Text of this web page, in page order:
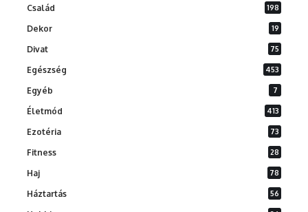
Család 198
Dekor 19
Divat 75
Egészség 453
Egyéb 7
Életmód 413
Ezotéria 73
Fitness 28
Haj 78
Háztartás 56